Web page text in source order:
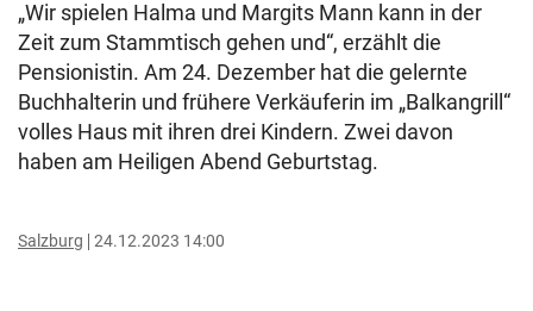
„Wir spielen Halma und Margits Mann kann in der
Zeit zum Stammtisch gehen und“, erzählt die
Pensionistin. Am 24. Dezember hat die gelernte
Buchhalterin und frühere Verkäuferin im „Balkangrill“
volles Haus mit ihren drei Kindern. Zwei davon
haben am Heiligen Abend Geburtstag.
Salzburg 24.12.2023 14:00